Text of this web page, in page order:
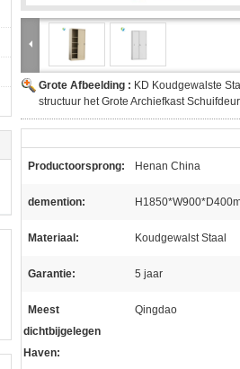
Grote Afbeelding : KD Koudgewalste
structuur het Grote Archiefkast Schuifdeur
Productoorsprong: Henan China
demention:
Materiaal: Koudgewalst Staal
Garantie: 5 jaar
Meest
dichtbijgelegen
Haven:
Qingdao